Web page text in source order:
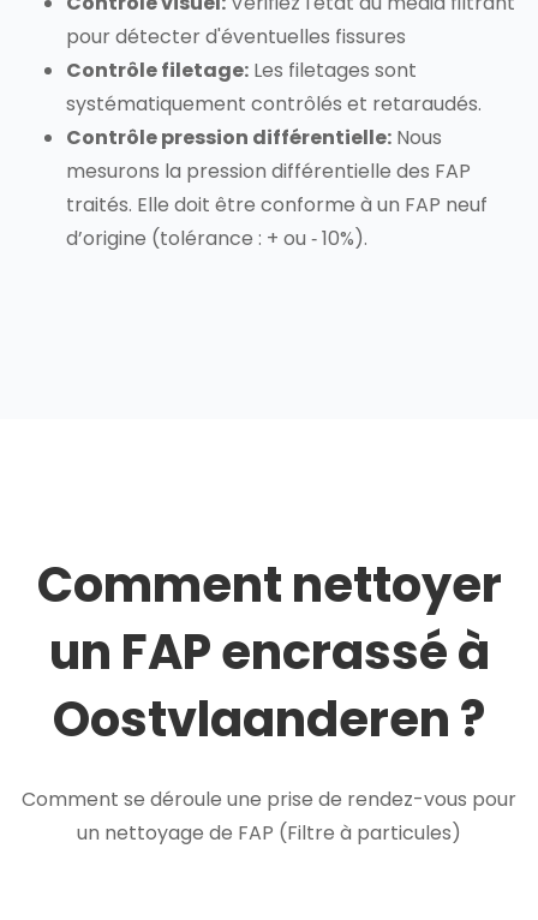
pour détecter d'éventuelles fissures
Contrôle filetage: Les filetages sont
systématiquement contrôlés et retaraudés.
Contrôle pression différentielle: Nous
mesurons la pression différentielle des FAP
traités. Elle doit être conforme à un FAP neuf
d’origine (tolérance : + ou ‐ 10%).
Comment nettoyer
un FAP encrassé à
Oostvlaanderen ?
Comment se déroule une prise de rendez-vous pour
un nettoyage de FAP (Filtre à particules)